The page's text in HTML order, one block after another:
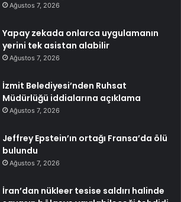
Ağustos 7, 2026
Yapay zekada onlarca uygulamanın
yerini tek asistan alabilir
Ağustos 7, 2026
İzmit Belediyesi’nden Ruhsat
Müdürlüğü iddialarına açıklama
Ağustos 7, 2026
Jeffrey Epstein’ın ortağı Fransa’da ölü
bulundu
Ağustos 7, 2026
İran’dan nükleer tesise saldırı halinde